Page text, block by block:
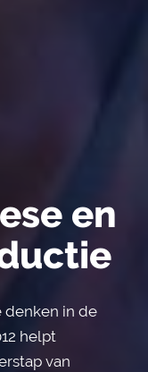
en
denken in de
helpt
van